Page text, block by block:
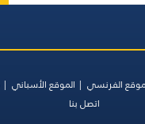
الفرنسي الموقع الأسباني
اتصل بنا